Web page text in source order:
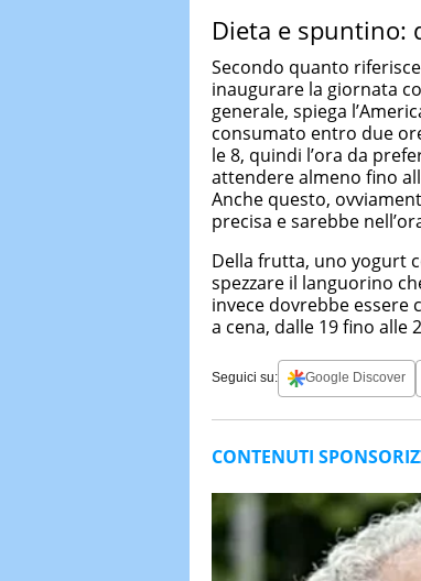
Dieta e spuntino:
Secondo quanto
inaugurare la giornata
generale, spiega
consumato entro due
le 8, quindi l’ora da
attendere almeno fino
Anche questo,
precisa e sarebbe
Della frutta, uno yogurt
spezzare il languorino
invece dovrebbe essere
a cena, dalle 19 fino alle
Seguici su: Google Discover